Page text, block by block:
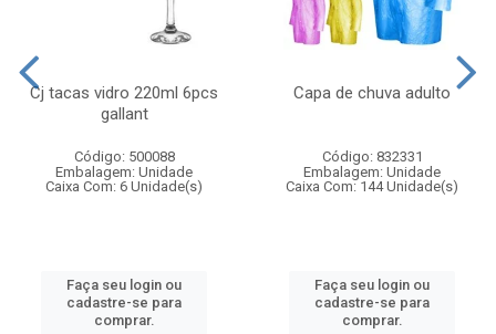
Cj tacas vidro 220ml 6pcs
gallant
Código: 500088
Embalagem: Unidade
Caixa Com: 6 Unidade(s)
Faça seu login ou
cadastre-se para
comprar.
Capa de chuva adulto
Código: 832331
Embalagem: Unidade
Caixa Com: 144 Unidade(s)
Faça seu login ou
cadastre-se para
comprar.